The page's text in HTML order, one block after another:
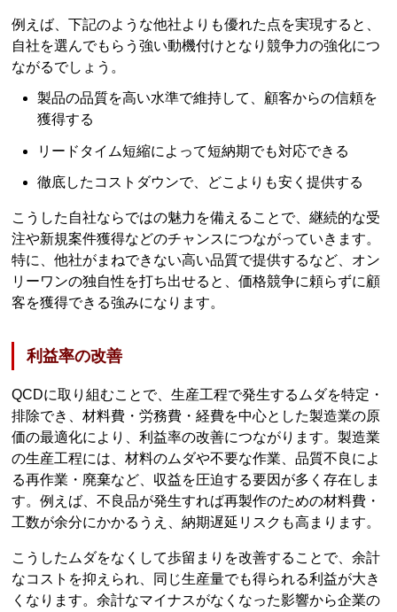
例えば、下記のような他社よりも優れた点を実現すると、
自社を選んでもらう強い動機付けとなり競争力の強化につ
ながるでしょう。
製品の品質を高い水準で維持して、顧客からの信頼を
獲得する
リードタイム短縮によって短納期でも対応できる
徹底したコストダウンで、どこよりも安く提供する
こうした自社ならではの魅力を備えることで、継続的な受
注や新規案件獲得などのチャンスにつながっていきます。
特に、他社がまねできない高い品質で提供するなど、オン
リーワンの独自性を打ち出せると、価格競争に頼らずに顧
客を獲得できる強みになります。
利益率の改善
QCDに取り組むことで、生産工程で発生するムダを特定・
排除でき、材料費・労務費・経費を中心とした製造業の原
価の最適化により、利益率の改善につながります。製造業
の生産工程には、材料のムダや不要な作業、品質不良によ
る再作業・廃棄など、収益を圧迫する要因が多く存在しま
す。例えば、不良品が発生すれば再製作のための材料費・
工数が余分にかかるうえ、納期遅延リスクも高まります。
こうしたムダをなくして歩留まりを改善することで、余計
なコストを抑えられ、同じ生産量でも得られる利益が大き
くなります。余計なマイナスがなくなった影響から企業の